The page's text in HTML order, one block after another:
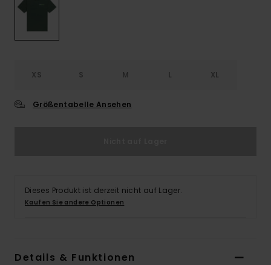
XS S M L XL
Größentabelle Ansehen
Dieses Produkt ist derzeit nicht auf Lager.
Kaufen Sie andere Optionen
Details & Funktionen